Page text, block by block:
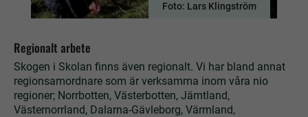
Foto: Lars Klingström
Regionalt arbete
Skogen i Skolan finns även regionalt. Vi har bland annat
regionsamordnare som är verksamma inom våra nio
regioner; Norrbotten, Västerbotten, Jämtland,
Västernorrland, Dalarna-Gävleborg, Värmland,